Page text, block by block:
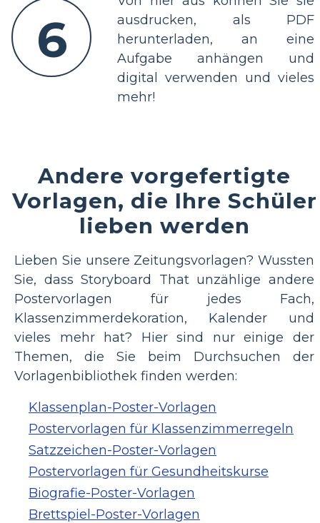
6
ausdrucken, als PDF
herunterladen, an eine
Aufgabe anhängen und
digital verwenden und vieles
mehr!
Andere vorgefertigte
Vorlagen, die Ihre Schüler
lieben werden
Lieben Sie unsere Zeitungsvorlagen? Wussten
Sie, dass Storyboard That unzählige andere
Postervorlagen für jedes Fach,
Klassenzimmerdekoration, Kalender und
vieles mehr hat? Hier sind nur einige der
Themen, die Sie beim Durchsuchen der
Vorlagenbibliothek finden werden:
Klassenplan-Poster-Vorlagen
Postervorlagen für Klassenzimmerregeln
Satzzeichen-Poster-Vorlagen
Postervorlagen für Gesundheitskurse
Biografie-Poster-Vorlagen
Brettspiel-Poster-Vorlagen